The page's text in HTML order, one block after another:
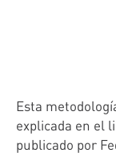
Esta
explicada en el
publicado por